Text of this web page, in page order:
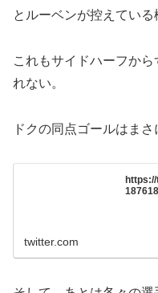
とルーベンが控えている
これもサイドハーフか
れない。
ドクの同点ゴールはま
twitter.com